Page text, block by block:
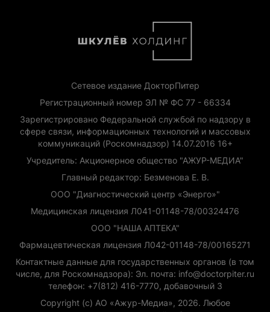
Сетевое издание ДокторПитер
Регистрационный номер ЭЛ № ФС 77 - 66334
Зарегистрировано Федеральной службой по надзору в
сфере связи, информационных технологий и массовых
коммуникаций (Роскомнадзор) 14.07.2016 16+
Учредитель: Акционерное общество "АЖУР-МЕДИА"
Главный редактор: Безменова Е. В.
ООО "Диагностический центр «Энерго»"
Медицинская лицензия Л041-01148-78/00324476
ООО "НАША АПТЕКА"
Фармацевтическая лицензия Л042-01148-78/00165271
Контактные данные для государственных органов (в том
числе, для Роскомнадзора): Эл. почта: info@doctorpiter.ru
телефон: +7(812) 416-7770, добавочный 3
Copyright (с) АО «Ажур-Медиа», 2026. Любое